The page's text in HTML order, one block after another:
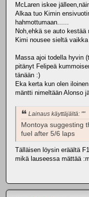
McLaren iskee
Alkaa tuo Kimin
hahmottumaan......
Noh,ehkä se auto
Kimi nousee sieltä
Massa ajoi todella hyvin
pitänyt Felipeä
tänään :)
Eka kerta kun olen
mäntti nimeltään Alonso
Lainaus käyttäjältä: ""
Montoya suggesting
fuel after 5/6 laps
Tälläisen löysin eräältä
mikä lauseessa mättää